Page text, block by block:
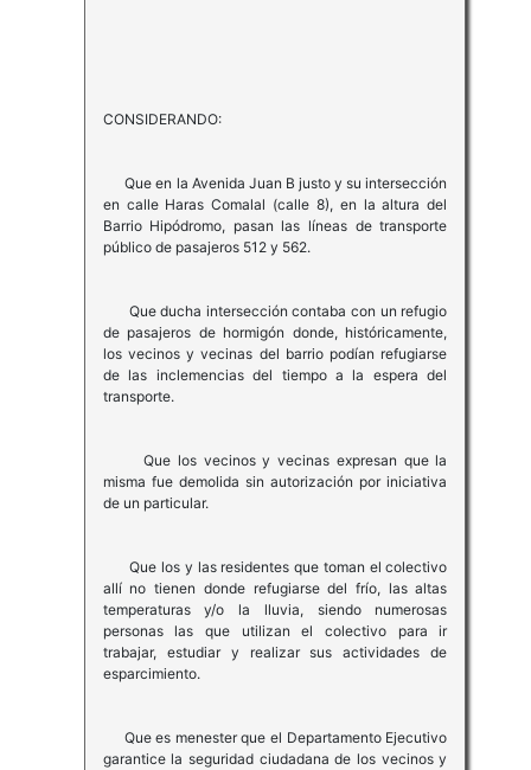
CONSIDERANDO:
Que en la Avenida Juan B justo y su intersección
en calle Haras Comalal (calle 8), en la altura del
Barrio Hipódromo, pasan las líneas de transporte
público de pasajeros 512 y 562.
Que ducha intersección contaba con un refugio
de pasajeros de hormigón donde, históricamente,
los vecinos y vecinas del barrio podían refugiarse
de las inclemencias del tiempo a la espera del
transporte.
Que los vecinos y vecinas expresan que la
misma fue demolida sin autorización por iniciativa
de un particular.
Que los y las residentes que toman el colectivo
allí no tienen donde refugiarse del frío, las altas
temperaturas y/o la lluvia, siendo numerosas
personas las que utilizan el colectivo para ir
trabajar, estudiar y realizar sus actividades de
esparcimiento.
Que es menester que el Departamento Ejecutivo
garantice la seguridad ciudadana de los vecinos y